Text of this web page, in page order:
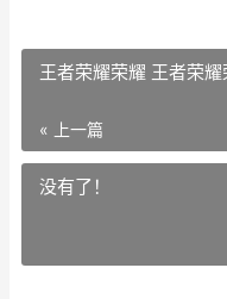
王者荣耀荣耀 王者荣
« 上一篇
没有了！